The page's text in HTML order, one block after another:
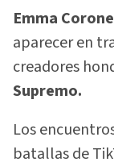
Emma
aparecer en
creadores
Supremo.
Los
batallas de